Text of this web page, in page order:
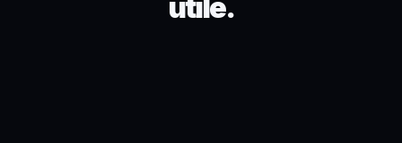
utile.